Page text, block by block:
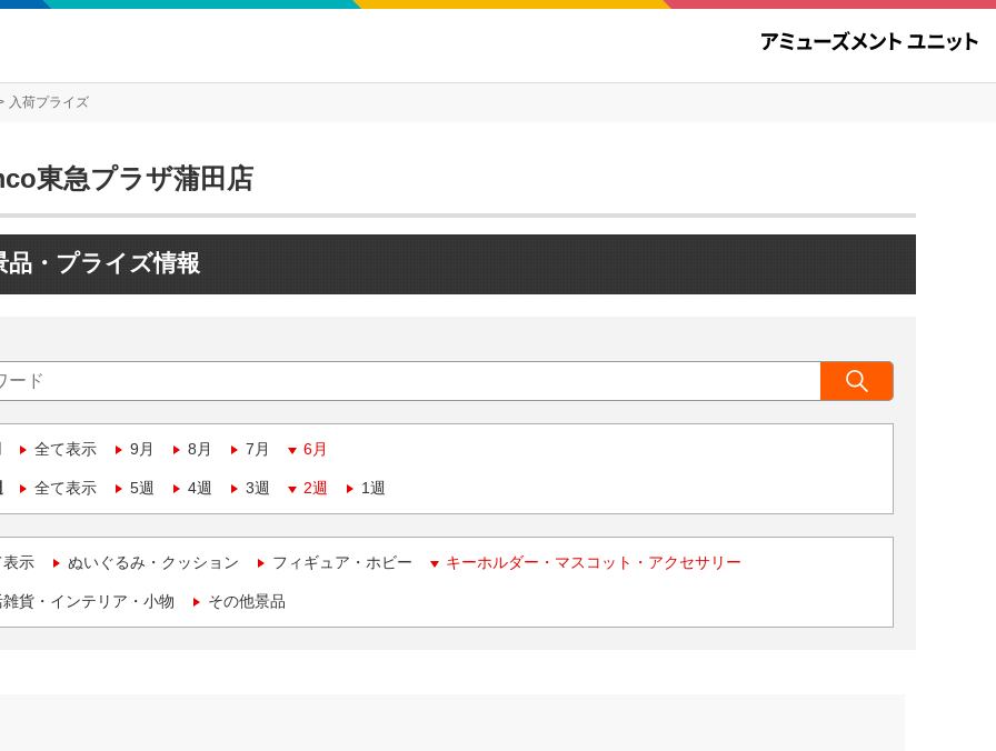
入荷プライズ
東急プラザ蒲田店
品・プライズ情報
全て表示 9月 8月 7月 6月
全て表示 5週 4週 3週 2週 1週
表示 ぬいぐるみ・クッション フィギュア・ホビー キーホルダー・マスコット・アクセサリー
貨・インテリア・小物 その他景品